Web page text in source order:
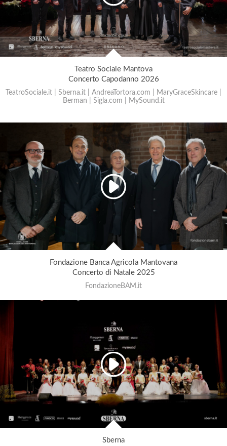
Teatro Sociale Mantova
Concerto Capodanno 2026
TeatroSociale.it | Sberna.it | AndreaTortora.com | MaryGraceSkincare |
Berman | Sigla.com | MySound.it
Fondazione Banca Agricola Mantovana
Concerto di Natale 2025
FondazioneBAM.it
Sberna